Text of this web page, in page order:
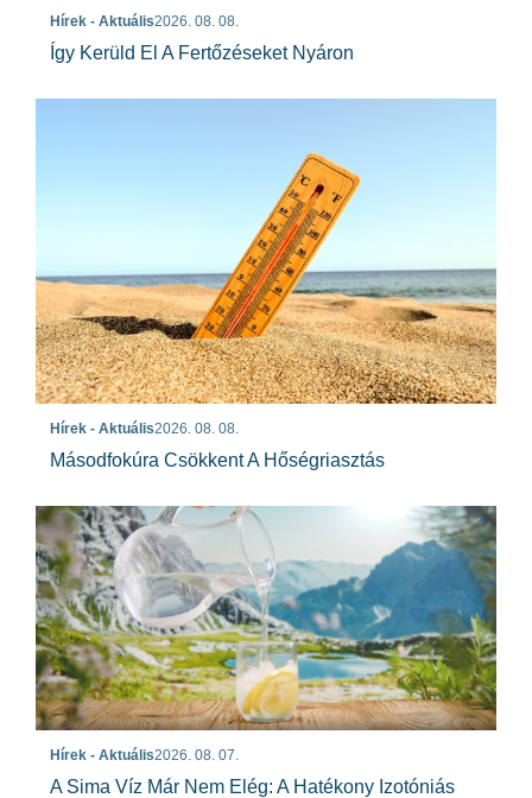
Hírek - Aktuális2026. 08. 08.
Így Kerüld El A Fertőzéseket Nyáron
Hírek - Aktuális2026. 08. 08.
Másodfokúra Csökkent A Hőségriasztás
Hírek - Aktuális2026. 08. 07.
A Sima Víz Már Nem Elég: A Hatékony Izotóniás